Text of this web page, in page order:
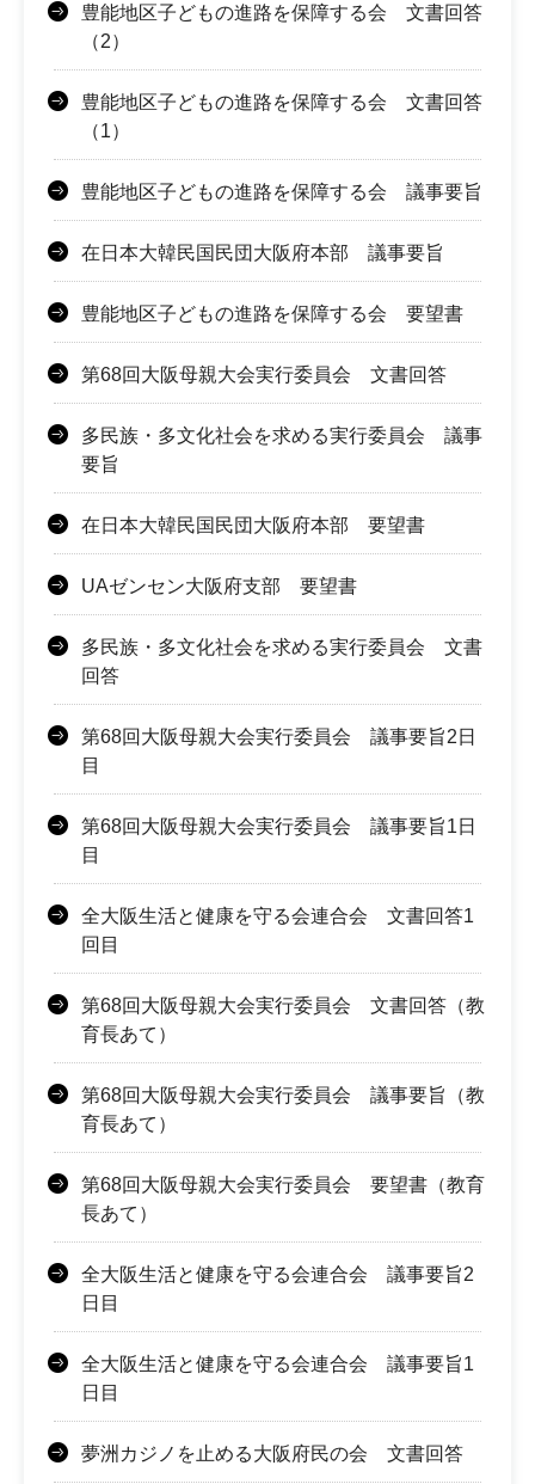
豊能地区子どもの進路を保障する会 文書回答
（2）
豊能地区子どもの進路を保障する会 文書回答
（1）
豊能地区子どもの進路を保障する会 議事要旨
在日本大韓民国民団大阪府本部 議事要旨
豊能地区子どもの進路を保障する会 要望書
第68回大阪母親大会実行委員会 文書回答
多民族・多文化社会を求める実行委員会 議事
要旨
在日本大韓民国民団大阪府本部 要望書
UAゼンセン大阪府支部 要望書
多民族・多文化社会を求める実行委員会 文書
回答
第68回大阪母親大会実行委員会 議事要旨2日
目
第68回大阪母親大会実行委員会 議事要旨1日
目
全大阪生活と健康を守る会連合会 文書回答1
回目
第68回大阪母親大会実行委員会 文書回答（教
育長あて）
第68回大阪母親大会実行委員会 議事要旨（教
育長あて）
第68回大阪母親大会実行委員会 要望書（教育
長あて）
全大阪生活と健康を守る会連合会 議事要旨2
日目
全大阪生活と健康を守る会連合会 議事要旨1
日目
夢洲カジノを止める大阪府民の会 文書回答